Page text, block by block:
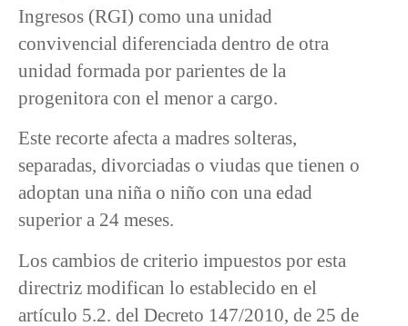
Ingresos (RGI) como una unidad
convivencial diferenciada dentro de otra
unidad formada por parientes de la
progenitora con el menor a cargo.
Este recorte afecta a madres solteras,
separadas, divorciadas o viudas que tienen o
adoptan una niña o niño con una edad
superior a 24 meses.
Los cambios de criterio impuestos por esta
directriz modifican lo establecido en el
artículo 5.2. del Decreto 147/2010, de 25 de